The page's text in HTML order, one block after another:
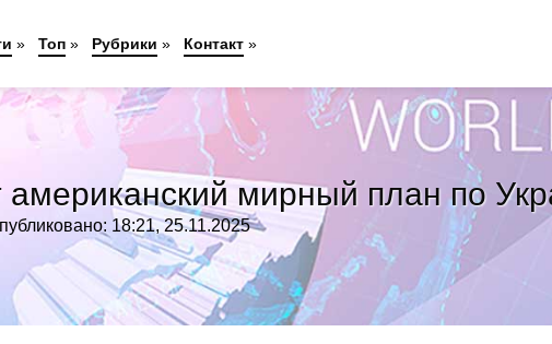
мирный план по
18:21, 25.11.2025
» Топ » Рубрики » Контакт »